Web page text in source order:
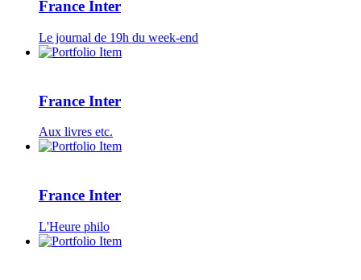
France Inter
Le journal de 19h du week-end
France Inter
Aux livres etc.
France Inter
L'Heure philo